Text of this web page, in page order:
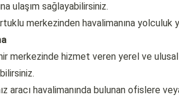
ulaşım sağlayabilirsiniz.
merkezinden havalimanına yolculuk
merkezinde hizmet veren yerel ve
aracı havalimanında bulunan ofislere